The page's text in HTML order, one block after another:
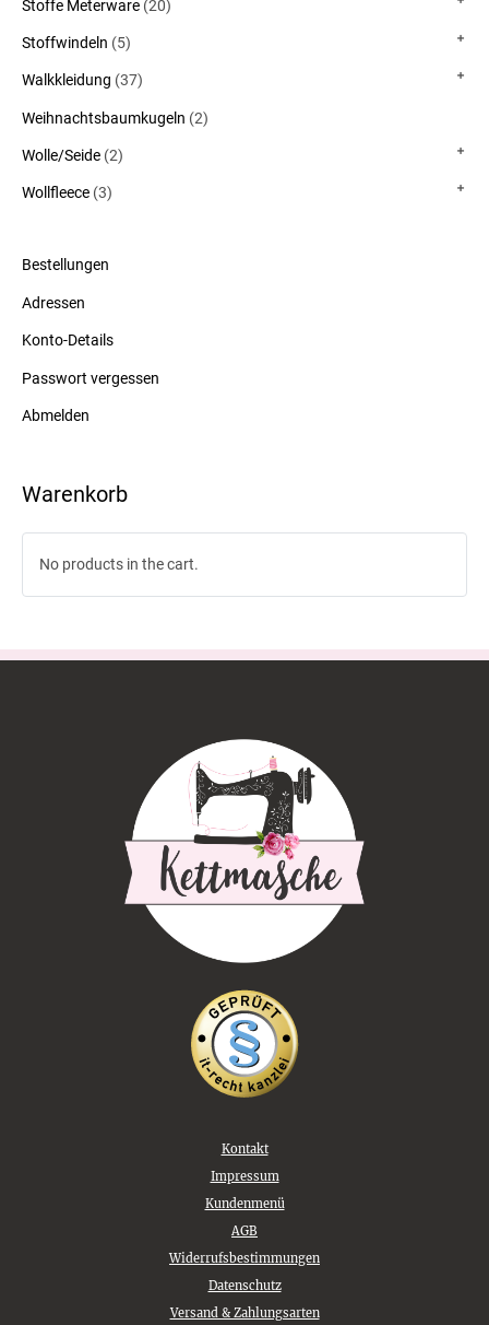
Stoffe Meterware (20)
Stoffwindeln (5)
Walkkleidung (37)
Weihnachtsbaumkugeln (2)
Wolle/Seide (2)
Wollfleece (3)
Bestellungen
Adressen
Konto-Details
Passwort vergessen
Abmelden
Warenkorb
No products in the cart.
Kontakt
Impressum
Kundenmenü
AGB
Widerrufsbestimmungen
Datenschutz
Versand & Zahlungsarten